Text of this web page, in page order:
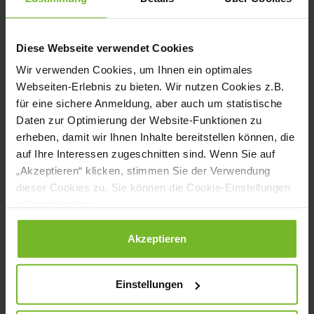
Diese Webseite verwendet Cookies
Wir verwenden Cookies, um Ihnen ein optimales
Webseiten-Erlebnis zu bieten. Wir nutzen Cookies z.B.
für eine sichere Anmeldung, aber auch um statistische
Daten zur Optimierung der Website-Funktionen zu
erheben, damit wir Ihnen Inhalte bereitstellen können, die
auf Ihre Interessen zugeschnitten sind. Wenn Sie auf
„Akzeptieren“ klicken, stimmen Sie der Verwendung
dieser Cookies zu. Sie können die Cookie-Einstellungen
Datenschutzerklärung|Impressum
Akzeptieren
Einstellungen
lassen sich die Kräuter am besten lagern.
Luftdicht, kühl und dunkel lieben sie es,
dann halten sie einige Monate frisch.
Sommer in der Küche
In der Küche sind die mediterranen
Kräuterstängel allseits beliebt. Sie würzen
(natürlich) Ratatouille, Bouillabaisse und
Gemüsesuppen, Eiergerichte, Aufstriche,
Kräuterfrischkäse oder das Salatdressing.
Gemeinsam mit Olivenöl versprechen sie
Sommer, Sonne und ein langes Leben. Wer